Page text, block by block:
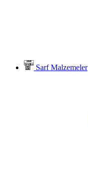
Sarf Malzemeler